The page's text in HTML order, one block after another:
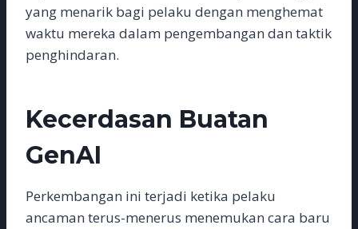
yang menarik bagi pelaku dengan menghemat
waktu mereka dalam pengembangan dan taktik
penghindaran.
Kecerdasan Buatan
GenAI
Perkembangan ini terjadi ketika pelaku
ancaman terus-menerus menemukan cara baru